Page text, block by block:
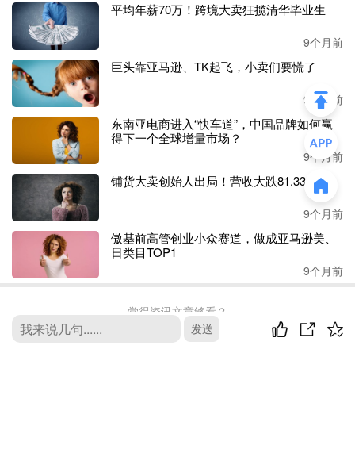
气泵的充气屏幕。这种精准的定价和捆绑策略，满足了不同
层次消费者的需求，进一步推动了众筹成绩的飙升。
如3478美元的组合共拿下了155份订单；而3698美元的套餐
更是受欢迎，获得了1036份订单，占总订单量的62%
。
投影仪产品虽然稍显小众，但竞争并不小，而安克却能再次
打造出一款引起全球消费者追捧的爆款产品。
爆款制造机“横行”海外
全球投影仪市场正处于加速增长的黄金周期。行业研究数据
显示
，2023年 起，该市场规模预计以11.5%的年复合增长率
持续扩张，至2030年攀升至320亿美元。
“肥肉”，但也不会试图“一口气吃成个胖子”。
2016年Nebula品牌成立开始，到2017年试水并引爆市场，
到如今再次获得市场的热烈反响，期间近10年的时间，安克
平均年薪70万！跨境大卖狂揽清华毕业生
9个月前
巨头靠亚马逊、TK起飞，小卖们要慌了
9个月前
东南亚电商进入“快车道”，中国品牌如何赢
得下一个全球增量市场？
9个月前
铺货大卖创始人出局！营收大跌81.33%
9个月前
傲基前高管创业小众赛道，做成亚马逊美、
日类目TOP1
9个月前
觉得资讯文章够看？
资讯 服务 活动 总有你想看的
发送